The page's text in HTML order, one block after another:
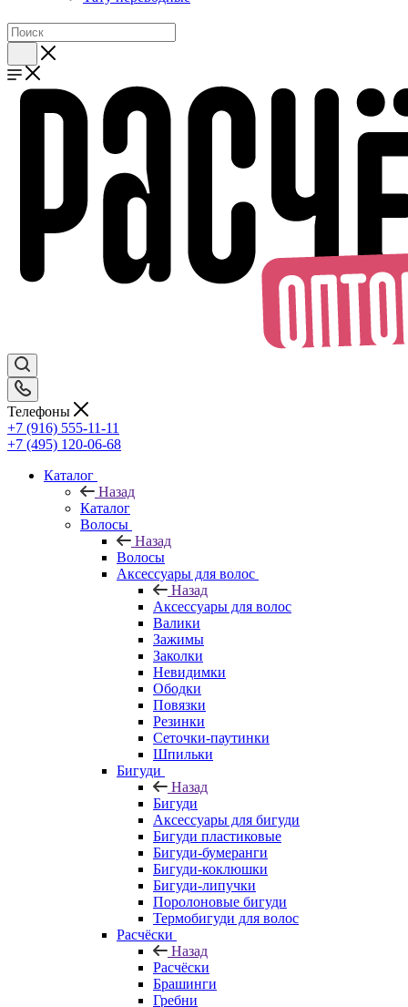
Телефоны
+7 (916) 555-11-11
+7 (495) 120-06-68
Каталог
Назад
Каталог
Волосы
Назад
Волосы
Аксессуары для волос
Назад
Аксессуары для волос
Валики
Зажимы
Заколки
Невидимки
Ободки
Повязки
Резинки
Сеточки-паутинки
Шпильки
Бигуди
Назад
Бигуди
Аксессуары для бигуди
Бигуди пластиковые
Бигуди-бумеранги
Бигуди-коклюшки
Бигуди-липучки
Поролоновые бигуди
Термобигуди для волос
Расчёски
Назад
Расчёски
Брашинги
Гребни